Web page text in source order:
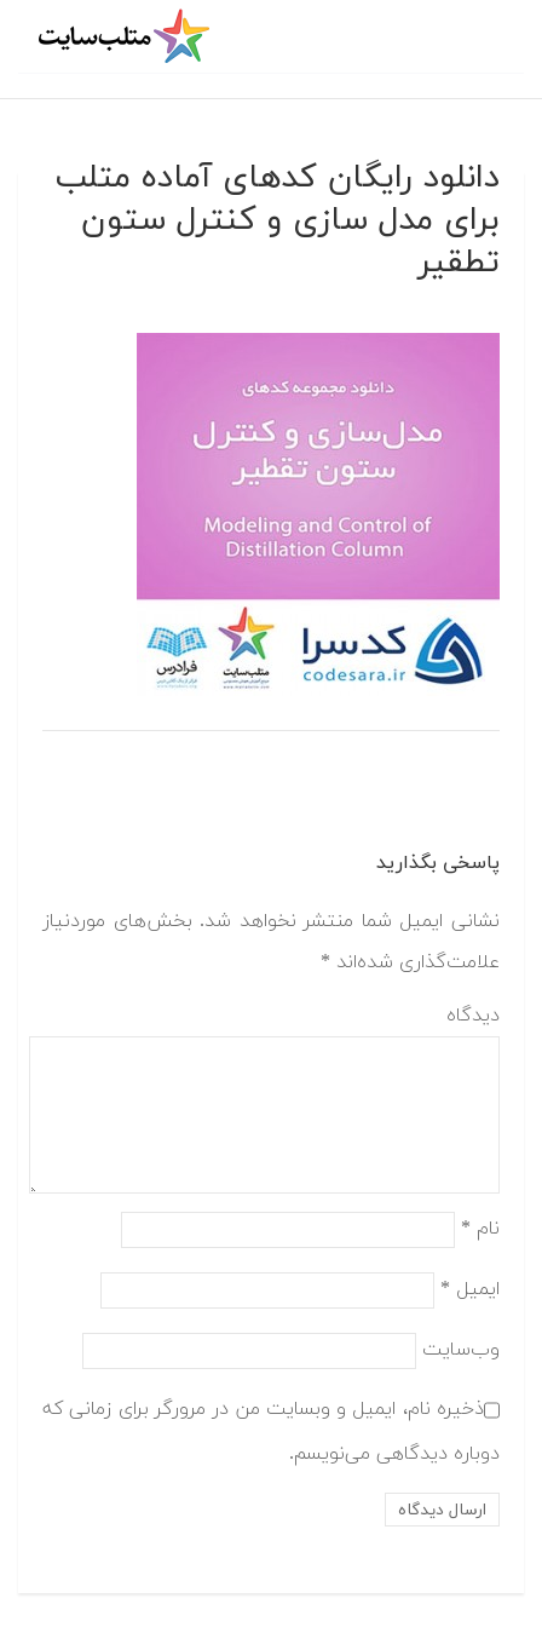
دانلود رایگان کدهای آماده متلب
برای مدل سازی و کنترل ستون
تطقیر
پاسخی بگذارید
نشانی ایمیل شما منتشر نخواهد شد. بخش‌های موردنیاز
علامت‌گذاری شده‌اند *
دیدگاه
نام *
ایمیل *
وب‌سایت
ذخیره نام، ایمیل و وبسایت من در مرورگر برای زمانی که
دوباره دیدگاهی می‌نویسم.